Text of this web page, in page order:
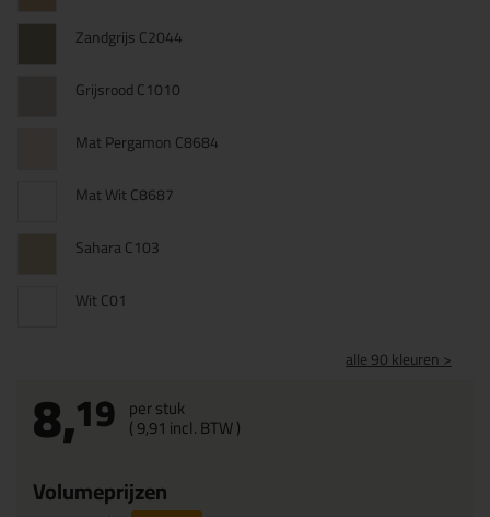
Zandgrijs C2044
Grijsrood C1010
Mat Pergamon C8684
Mat Wit C8687
Sahara C103
Wit C01
alle 90 kleuren >
8,19 per stuk
(9,91 incl. BTW )
Volumeprijzen